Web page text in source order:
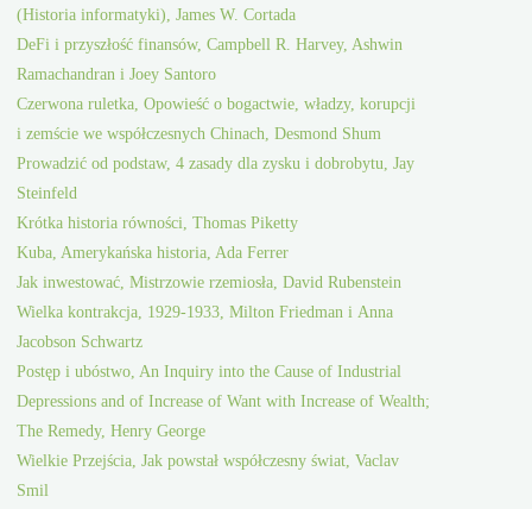
(Historia informatyki), James W. Cortada
DeFi i przyszłość finansów, Campbell R. Harvey, Ashwin
Ramachandran i Joey Santoro
Czerwona ruletka, Opowieść o bogactwie, władzy, korupcji
i zemście we współczesnych Chinach, Desmond Shum
Prowadzić od podstaw, 4 zasady dla zysku i dobrobytu, Jay
Steinfeld
Krótka historia równości, Thomas Piketty
Kuba, Amerykańska historia, Ada Ferrer
Jak inwestować, Mistrzowie rzemiosła, David Rubenstein
Wielka kontrakcja, 1929-1933, Milton Friedman i Anna
Jacobson Schwartz
Postęp i ubóstwo, An Inquiry into the Cause of Industrial
Depressions and of Increase of Want with Increase of Wealth;
The Remedy, Henry George
Wielkie Przejścia, Jak powstał współczesny świat, Vaclav
Smil